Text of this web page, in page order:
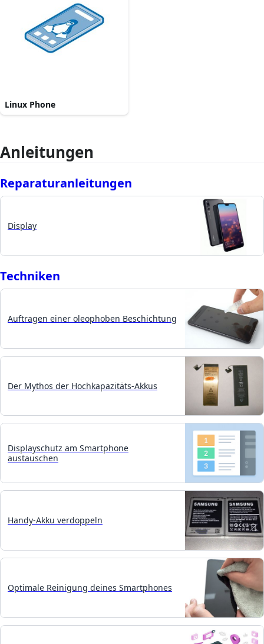
Linux Phone
Anleitungen
Reparaturanleitungen
Display
Techniken
Auftragen einer oleophoben Beschichtung
Der Mythos der Hochkapazitäts-Akkus
Displayschutz am Smartphone
austauschen
Handy-Akku verdoppeln
Optimale Reinigung deines Smartphones